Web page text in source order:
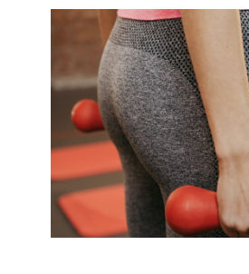
o
o
k
t
e
r
n
e
p
y
L
i
n
k